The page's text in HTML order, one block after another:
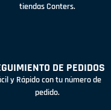
tiendas Conters.
DE PEDIDOS
y Rápido con tu número de
pedido.